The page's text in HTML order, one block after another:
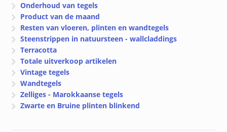
Onderhoud van tegels
Product van de maand
Resten van vloeren, plinten en wandtegels
Steenstrippen in natuursteen - wallcladdings
Terracotta
Totale uitverkoop artikelen
Vintage tegels
Wandtegels
Zelliges - Marokkaanse tegels
Zwarte en Bruine plinten blinkend